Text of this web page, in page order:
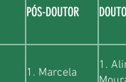
PÓS-DOUTOR
1. Marcela
1.